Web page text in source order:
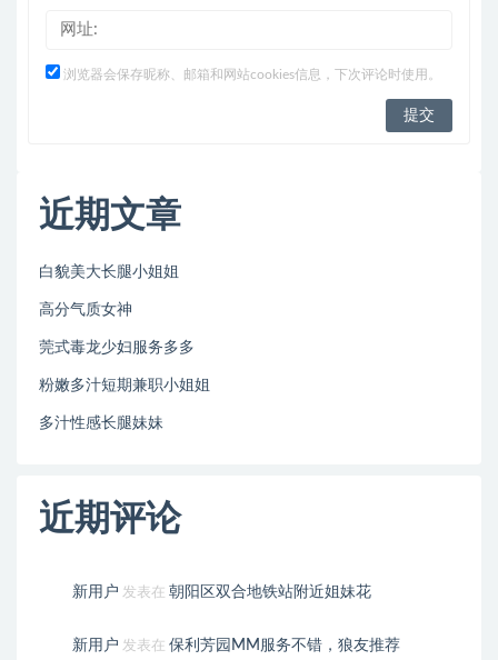
浏览器会保存昵称、邮箱和网站cookies信息，下次评论时使用。
近期文章
白貌美大长腿小姐姐
高分气质女神
莞式毒龙少妇服务多多
粉嫩多汁短期兼职小姐姐
多汁性感长腿妹妹
近期评论
新用户 发表在 朝阳区双合地铁站附近姐妹花
新用户 发表在 保利芳园MM服务不错，狼友推荐